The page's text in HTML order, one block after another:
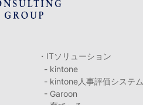
・ITソリューション
- kintone
- kintone人事評価システム
- Garoon